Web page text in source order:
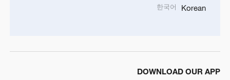
Korean
한국어
DOWNLOAD OUR APP